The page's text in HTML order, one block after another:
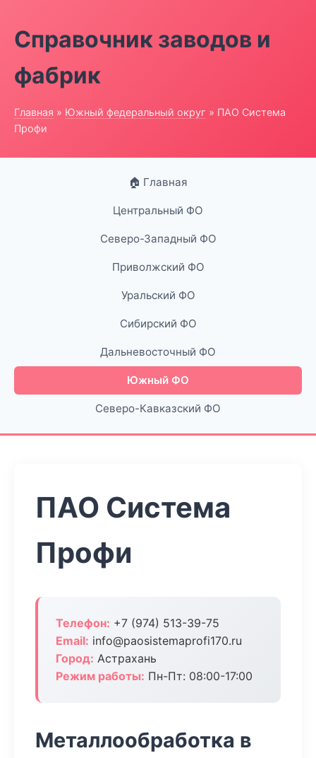
Справочник заводов и
фабрик
Главная » Южный федеральный округ » ПАО Система
Профи
🏠 Главная
Центральный ФО
Северо-Западный ФО
Приволжский ФО
Уральский ФО
Сибирский ФО
Дальневосточный ФО
Южный ФО
Северо-Кавказский ФО
ПАО Система
Профи
Телефон: +7 (974) 513-39-75
Email: info@paosistemaprofi170.ru
Город: Астрахань
Режим работы: Пн-Пт: 08:00-17:00
Металлообработка в